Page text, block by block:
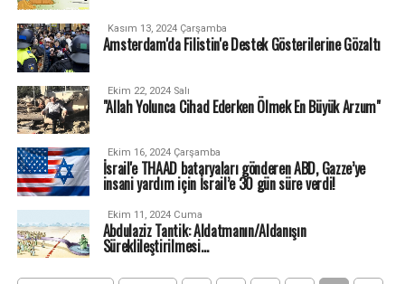
Kasım 13, 2024 Çarşamba
Amsterdam'da Filistin'e Destek Gösterilerine Gözaltı
Ekim 22, 2024 Salı
"Allah Yolunca Cihad Ederken Ölmek En Büyük Arzum"
Ekim 16, 2024 Çarşamba
İsrail'e THAAD bataryaları gönderen ABD, Gazze’ye
insani yardım için İsrail’e 30 gün süre verdi!
Ekim 11, 2024 Cuma
Abdulaziz Tantik: Aldatmanın/Aldanışın
Süreklileştirilmesi…